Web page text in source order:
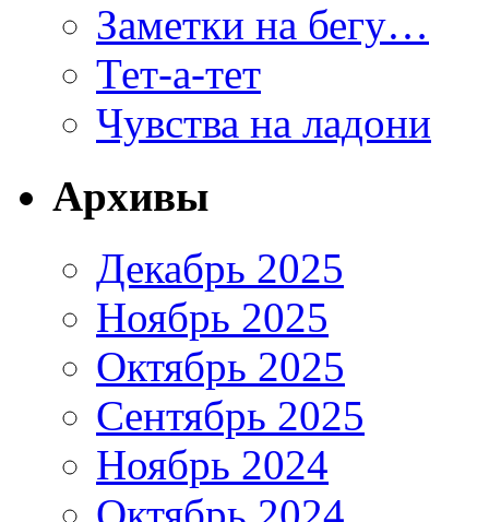
Заметки на бегу…
Тет-а-тет
Чувства на ладони
Архивы
Декабрь 2025
Ноябрь 2025
Октябрь 2025
Сентябрь 2025
Ноябрь 2024